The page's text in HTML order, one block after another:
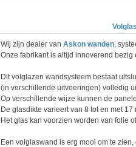
Wij zijn dealer van Askon wanden,
Onze fabrikant is altijd innoverend
Dit volglazen wandsysteem bestaat
(in verschillende uitvoeringen) volledig
Op verschillende wijze kunnen de
De glasdikte varieert van 8 tot en met 17
Het glas kan voorzien worden van folie
Een volglaswand is erg mooi om te